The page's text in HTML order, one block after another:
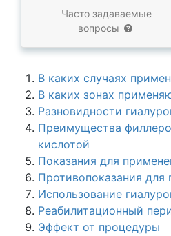
Часто задаваемые
вопросы
В каких случаях
В каких зонах
Разновидности
Преимущества
кислотой
Показания для
Противопоказания
Использование
Реабилитационный
Эффект от процедуры